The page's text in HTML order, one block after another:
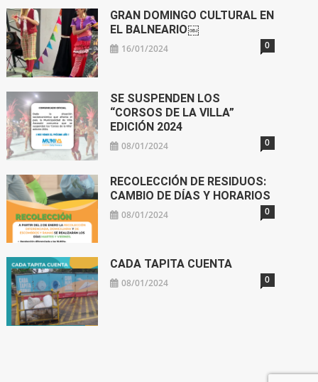
GRAN DOMINGO CULTURAL EN
EL BALNEARIO￼
16/01/2024 0
SE SUSPENDEN LOS
“CORSOS DE LA VILLA”
EDICIÓN 2024
08/01/2024 0
RECOLECCIÓN DE RESIDUOS:
CAMBIO DE DÍAS Y HORARIOS
08/01/2024 0
CADA TAPITA CUENTA
08/01/2024 0